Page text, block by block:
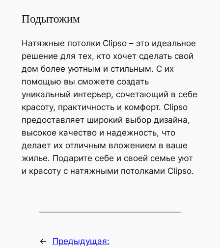
Подытожим
Натяжные потолки Clipso – это идеальное
решение для тех, кто хочет сделать свой
дом более уютным и стильным. С их
помощью вы сможете создать
уникальный интерьер, сочетающий в себе
красоту, практичность и комфорт. Clipso
предоставляет широкий выбор дизайна,
высокое качество и надежность, что
делает их отличным вложением в ваше
жилье. Подарите себе и своей семье уют
и красоту с натяжными потолками Clipso.
←
Предыдущая: